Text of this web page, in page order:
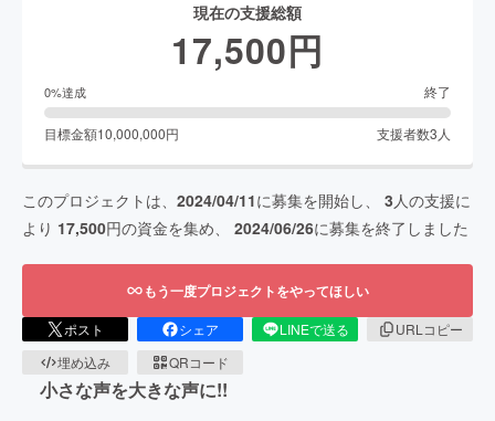
現在の支援総額
17,500円
0%達成 終了
目標金額10,000,000円 支援者数3 人
このプロジェクトは、 2024/04/11に募集を開始し、 3人の支援に
より 17,500円の資金を集め、 2024/06/26に募集を終了しました
もう一度プロジェクトをやってほしい
ポスト シェア LINEで送る
URLコピー
埋め込み
QRコード
小さな声を大きな声に!!